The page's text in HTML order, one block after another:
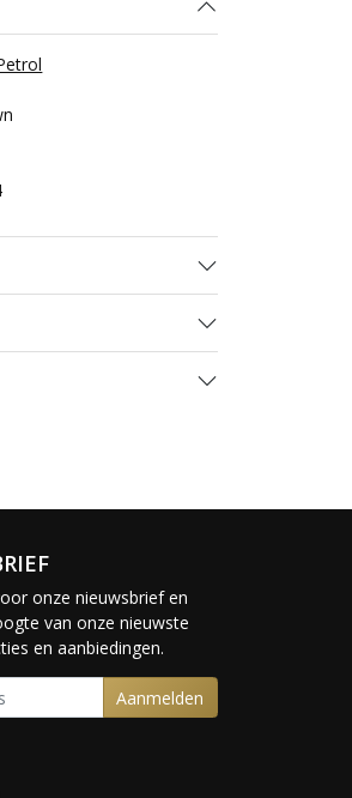
onze nieuwsbrief en
van onze nieuwste
en aanbiedingen.
Aanmelden